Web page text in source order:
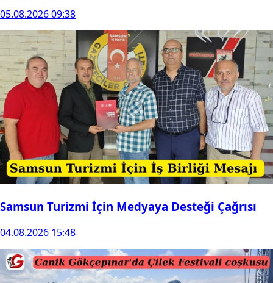
05.08.2026 09:38
Samsun Turizmi İçin Medyaya Desteği Çağrısı
04.08.2026 15:48